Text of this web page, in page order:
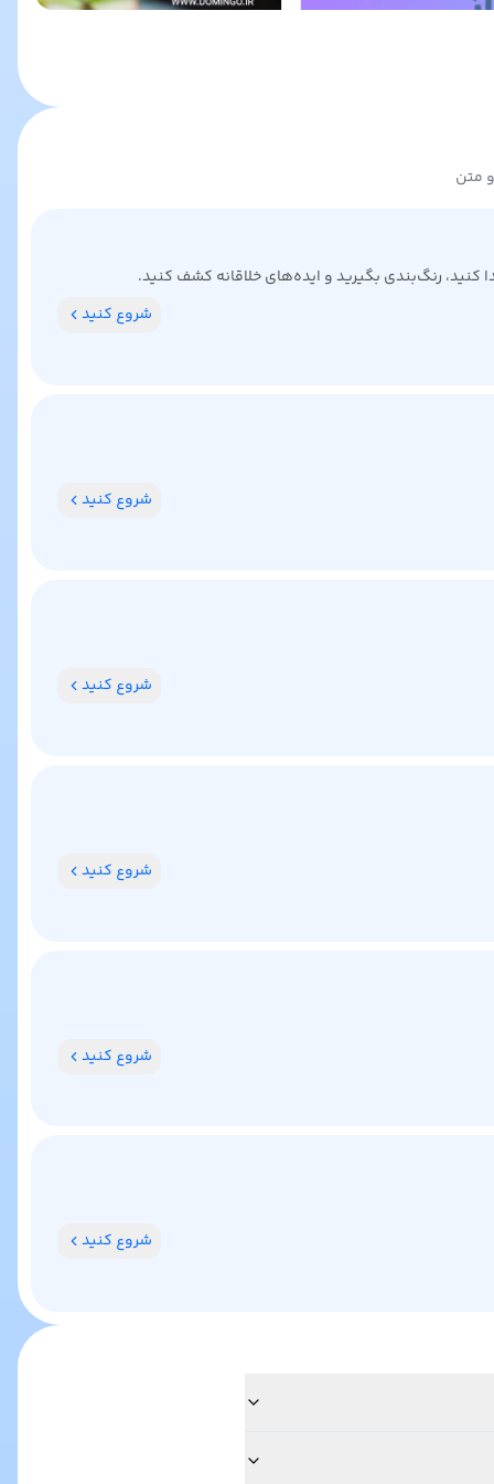
متن
رنگ‌بندی بگیرید و ایده‌های خلاقانه کشف کنید.
شروع کنید
شروع کنید
شروع کنید
شروع کنید
شروع کنید
شروع کنید